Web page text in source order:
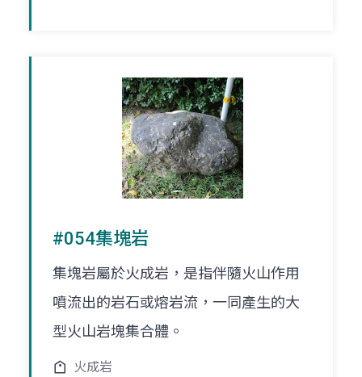
#054集塊岩
集塊岩屬於火成岩，是指伴隨火山作用
噴流出的岩石或熔岩流，一同產生的大
型火山岩塊集合體。
火成岩